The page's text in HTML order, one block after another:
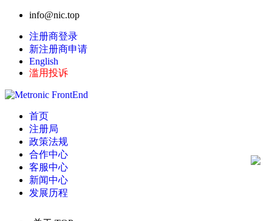
info@nic.top
注册商登录
新注册商申请
English
滥用投诉
首页
注册局
政策法规
合作中心
客服中心
新闻中心
发展历程